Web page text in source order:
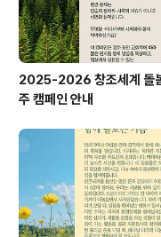
2025-2026 창조세계 돌
주 캠페인 안내